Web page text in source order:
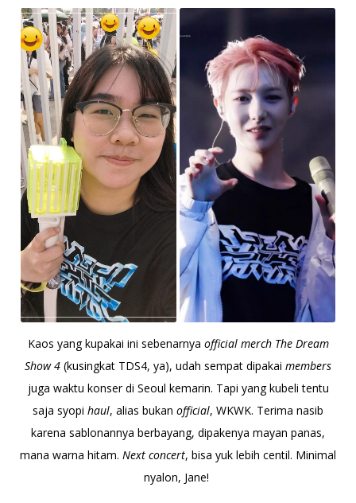
Kaos yang kupakai ini sebenarnya official merch The Dream
Show 4 (kusingkat TDS4, ya), udah sempat dipakai members
juga waktu konser di Seoul kemarin. Tapi yang kubeli tentu
saja syopi haul, alias bukan official, WKWK. Terima nasib
karena sablonannya berbayang, dipakenya mayan panas,
mana warna hitam. Next concert, bisa yuk lebih centil. Minimal
nyalon, Jane!